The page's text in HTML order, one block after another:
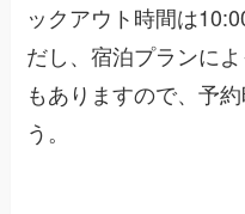
ックアウト時間は
だし、宿泊プランに
もありますので、予
う。